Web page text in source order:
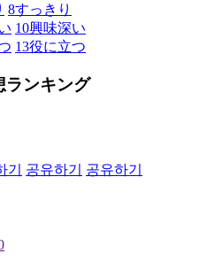
8すっきり
10興味深い
13役に立つ
ランキング
기 공유하기 공유하기